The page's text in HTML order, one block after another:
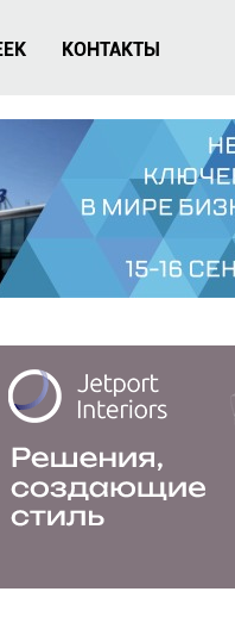
КОНТАКТЫ